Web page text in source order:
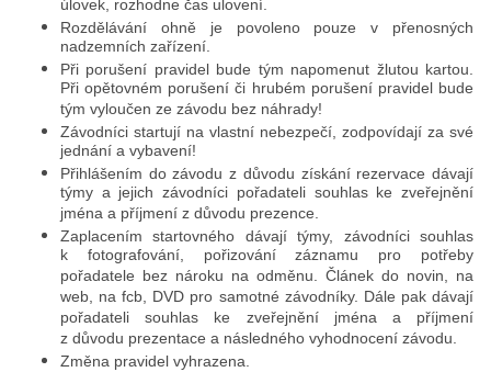
úlovek, rozhodne čas ulovení.
Rozdělávání ohně je povoleno pouze v přenosných
nadzemních zařízení.
Při porušení pravidel bude tým napomenut žlutou kartou.
Při opětovném porušení či hrubém porušení pravidel bude
tým vyloučen ze závodu bez náhrady!
Závodníci startují na vlastní nebezpečí, zodpovídají za své
jednání a vybavení!
Přihlášením do závodu z důvodu získání rezervace dávají
týmy a jejich závodníci pořadateli souhlas ke zveřejnění
jména a příjmení z důvodu prezence.
Zaplacením startovného dávají týmy, závodníci souhlas
k fotografování, pořizování záznamu pro potřeby
pořadatele bez nároku na odměnu. Článek do novin, na
web, na fcb, DVD pro samotné závodníky. Dále pak dávají
pořadateli souhlas ke zveřejnění jména a příjmení
z důvodu prezentace a následného vyhodnocení závodu.
Změna pravidel vyhrazena.